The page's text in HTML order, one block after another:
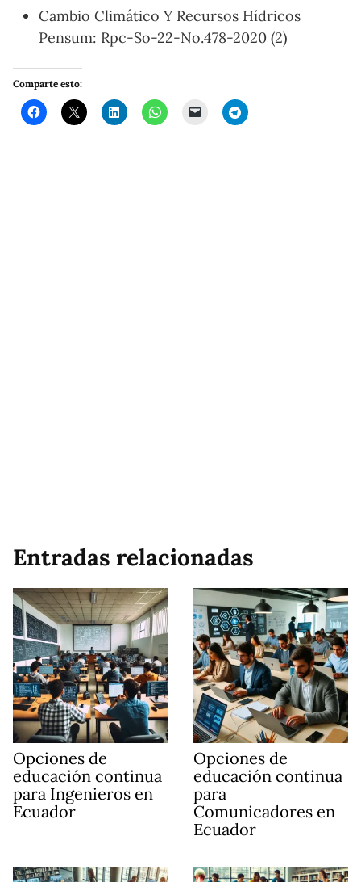
Cambio Climático Y Recursos Hídricos
Pensum: Rpc-So-22-No.478-2020 (2)
Comparte esto:
Entradas relacionadas
Opciones de
educación continua
para Ingenieros en
Ecuador
Opciones de
educación continua
para
Comunicadores en
Ecuador